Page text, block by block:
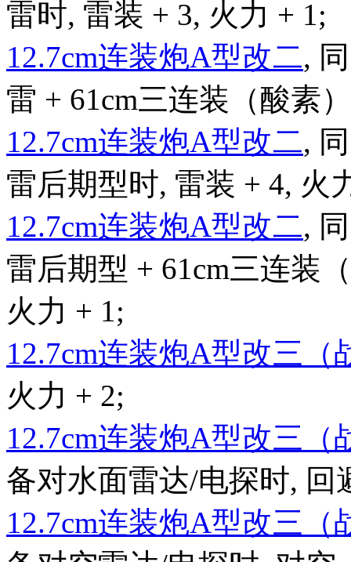
雷时, 雷装 + 3, 火力 + 1;
12.7cm连装炮A型改二,
雷 + 61cm三连装（酸素
12.7cm连装炮A型改二,
雷后期型时, 雷装 + 4, 火
12.7cm连装炮A型改二,
雷后期型 + 61cm三连装
火力 + 1;
12.7cm连装炮A型改三（
火力 + 2;
12.7cm连装炮A型改三（
备对水面雷达/电探时, 回
12.7cm连装炮A型改三（